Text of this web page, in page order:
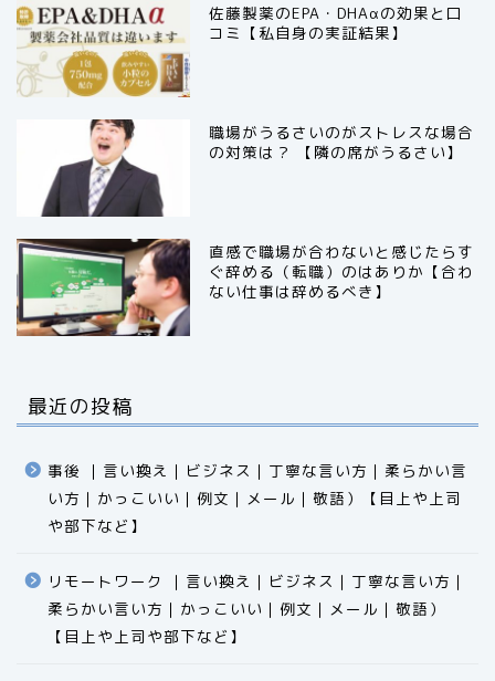
佐藤製薬のEPA・DHAαの効果と口
コミ【私自身の実証結果】
職場がうるさいのがストレスな場合
の対策は？ 【隣の席がうるさい】
直感で職場が合わないと感じたらす
ぐ辞める（転職）のはありか【合わ
ない仕事は辞めるべき】
最近の投稿
事後 ｜言い換え｜ビジネス｜丁寧な言い方｜柔らかい言
い方｜かっこいい｜例文｜メール｜敬語）【目上や上司
や部下など】​​​​​​​​​​​​​​​​
リモートワーク ｜言い換え｜ビジネス｜丁寧な言い方｜
柔らかい言い方｜かっこいい｜例文｜メール｜敬語）
【目上や上司や部下など】​​​​​​​​​​​​​​​​
食品